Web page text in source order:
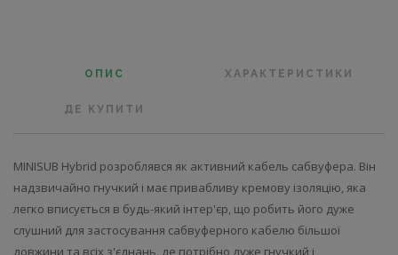
ОПИС ХАРАКТЕРИСТИКИ
ДЕ КУПИТИ
MINISUB Hybrid розроблявся як активний кабель сабвуфера. Він
надзвичайно гнучкий і має привабливу кремову ізоляцію, яка
легко вписується в будь-який інтер'єр, що робить його дуже
слушний для застосування сабвуферного кабелю більшої
довжини та всіх з'єднань, де потрібно дуже гнучкий і